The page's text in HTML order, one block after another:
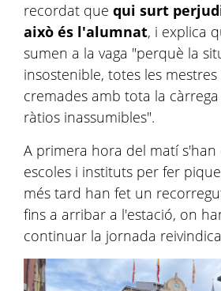
recordat que qui surt
això és l'alumnat, i explica
sumen a la vaga "perquè la
insostenible, totes les
cremades amb tota la
ràtios inassumibles".
A primera hora del matí
escoles i instituts per fer
més tard han fet un
fins a arribar a l'estació, on
continuar la jornada